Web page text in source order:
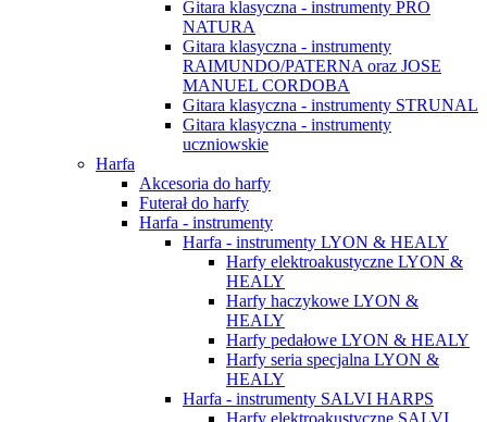
Gitara klasyczna - instrumenty PRO
NATURA
Gitara klasyczna - instrumenty
RAIMUNDO/PATERNA oraz JOSE
MANUEL CORDOBA
Gitara klasyczna - instrumenty STRUNAL
Gitara klasyczna - instrumenty
uczniowskie
Harfa
Akcesoria do harfy
Futerał do harfy
Harfa - instrumenty
Harfa - instrumenty LYON & HEALY
Harfy elektroakustyczne LYON &
HEALY
Harfy haczykowe LYON &
HEALY
Harfy pedałowe LYON & HEALY
Harfy seria specjalna LYON &
HEALY
Harfa - instrumenty SALVI HARPS
Harfy elektroakustyczne SALVI